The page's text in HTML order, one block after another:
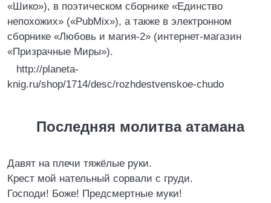
«Шико»), в поэтическом сборнике «Единство
непохожих» («PubMix»), а также в электронном
сборнике «Любовь и магия-2» (интернет-магазин
«Призрачные Миры»).
http://planeta-
knig.ru/shop/1714/desc/rozhdestvenskoe-chudo
Последняя молитва атамана
Давят на плечи тяжёлые руки.
Крест мой нательный сорвали с груди.
Господи! Боже! Предсмертные муки!